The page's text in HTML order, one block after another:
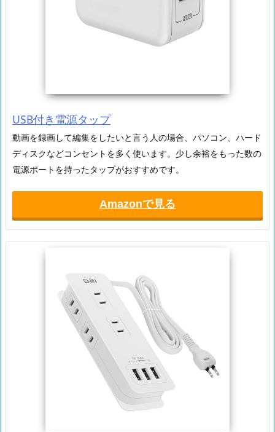
USB付き電源タップ
動画を録画して編集をしたいと言う人の場合、パソコン、ハード
ディスクなどコンセントを多く使います。少し余裕をもった数の
電源ポートを持ったタップがおすすめです。
Amazonで見る